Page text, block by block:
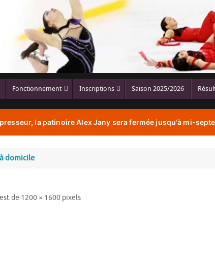
Fonctionnement Inscriptions Saison 2025/2026
la patinoire Alex Jany sera fermée jusqu'à mi-
domicile
de 1200 × 1600 pixels